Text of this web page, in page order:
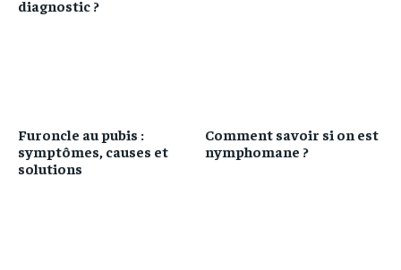
diagnostic ?
Furoncle au pubis :
symptômes, causes et
solutions
Comment savoir si on est
nymphomane ?